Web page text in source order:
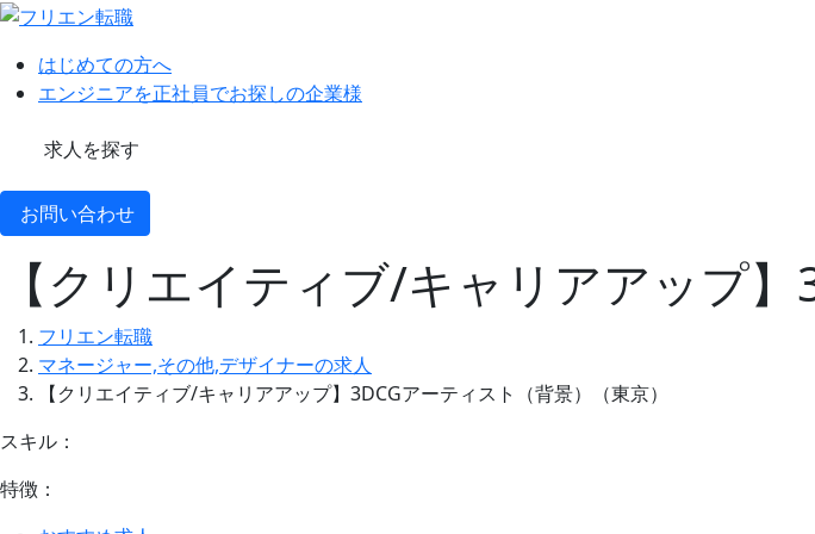
はじめての方へ
エンジニアを正社員でお探しの企業様
求人を探す
お問い合わせ
【クリエイティブ/キャリアアップ
フリエン転職
マネージャー,その他,デザイナーの求人
【クリエイティブ/キャリアアップ】3DCGアーティスト（背景）（東京）
スキル：
特徴：